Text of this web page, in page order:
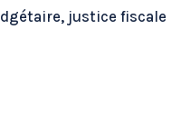
justice fiscale